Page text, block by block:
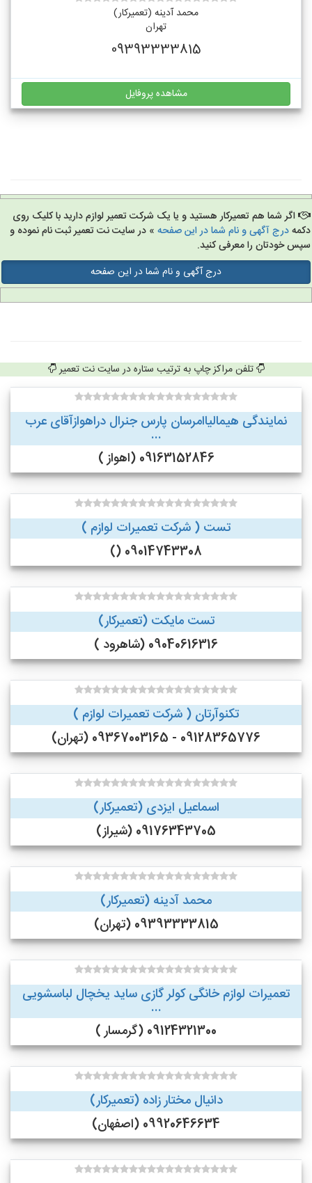
محمد آدینه (تعمیرکار)
تهران
09393333815
مشاهده پروفایل
اگر شما هم تعمیرکار هستید و یا یک شرکت تعمیر لوازم دارید با کلیک روی
درج آگهی و نام شما در این صفحه» در سایت نت تعمیر ثبت نام نموده و
خودتان را معرفی کنید.
درج آگهی و نام شما در این صفحه
تلفن مراکز چاپ به ترتیب ستاره در سایت نت تعمیر
نمایندگی هیمالیاامرسان پارس جنرال دراهوازآقای عرب
...
09163152846 (اهواز )
تست ( شرکت تعمیرات لوازم )
09014743308 ()
تست مایکت (تعمیرکار)
09040616316 (شاهرود )
تکنوآرتان ( شرکت تعمیرات لوازم )
09128365776 - 09367003165 (تهران)
اسماعیل ایزدی (تعمیرکار)
09176343705 (شیراز)
محمد آدینه (تعمیرکار)
09393333815 (تهران)
تعمیرات لوازم خانگی کولر گازی ساید یخچال لباسشویی
...
09124321300 (گرمسار )
دانیال مختار زاده (تعمیرکار)
09920646634 (اصفهان)